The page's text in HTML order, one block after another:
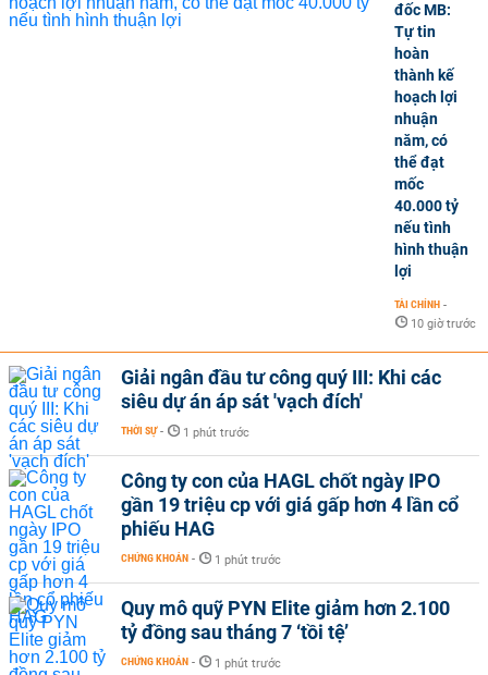
đốc MB:
Tự tin
hoàn
thành kế
hoạch lợi
nhuận
năm, có
thể đạt
mốc
40.000 tỷ
nếu tình
hình thuận
lợi
TÀI CHÍNH -
10 giờ trước
Giải ngân đầu tư công quý III: Khi các
siêu dự án áp sát 'vạch đích'
THỜI SỰ - 1 phút trước
Công ty con của HAGL chốt ngày IPO
gần 19 triệu cp với giá gấp hơn 4 lần cổ
phiếu HAG
CHỨNG KHOÁN - 1 phút trước
Quy mô quỹ PYN Elite giảm hơn 2.100
tỷ đồng sau tháng 7 ‘tồi tệ’
CHỨNG KHOÁN - 1 phút trước